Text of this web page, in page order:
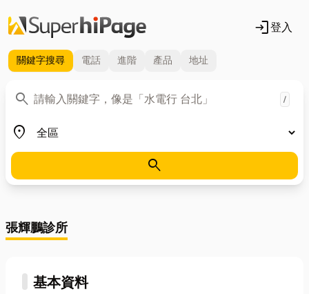
login登入
關鍵字搜尋 電話 進階 產品 地址
search
關鍵字 /
place
地區
search
張輝鵬診所
基本資料